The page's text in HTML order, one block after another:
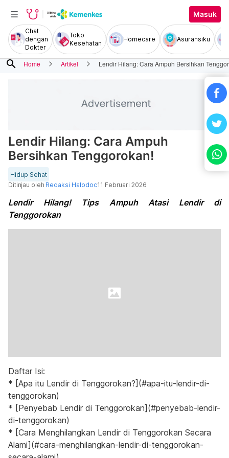
Masuk
Chat
dengan
Dokter
Toko
Kesehatan
Homecare Asuransiku
search Home Artikel Lendir Hilang: Cara Ampuh Bersihkan
Lendir Hilang: Cara Ampuh
Bersihkan Tenggorokan!
Hidup Sehat
Ditinjau oleh Redaksi Halodoc11 Februari 2026
Lendir Hilang! Tips Ampuh Atasi Lendir di
Tenggorokan
Daftar Isi:
* [Apa itu Lendir di Tenggorokan?](#apa-itu-lendir-di-
tenggorokan)
* [Penyebab Lendir di Tenggorokan](#penyebab-lendir-
di-tenggorokan)
* [Cara Menghilangkan Lendir di Tenggorokan Secara
Alami](#cara-menghilangkan-lendir-di-tenggorokan-